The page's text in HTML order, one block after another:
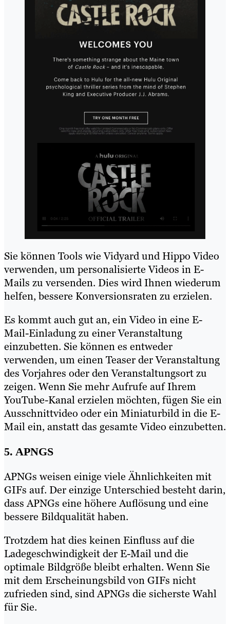
Sie können Tools wie Vidyard und Hippo Video
verwenden, um personalisierte Videos in E-
Mails zu versenden. Dies wird Ihnen wiederum
helfen, bessere Konversionsraten zu erzielen.
Es kommt auch gut an, ein Video in eine E-
Mail-Einladung zu einer Veranstaltung
einzubetten. Sie können es entweder
verwenden, um einen Teaser der Veranstaltung
des Vorjahres oder den Veranstaltungsort zu
zeigen. Wenn Sie mehr Aufrufe auf Ihrem
YouTube-Kanal erzielen möchten, fügen Sie ein
Ausschnittvideo oder ein Miniaturbild in die E-
Mail ein, anstatt das gesamte Video einzubetten.
5. APNGS
APNGs weisen einige viele Ähnlichkeiten mit
GIFs auf. Der einzige Unterschied besteht darin,
dass APNGs eine höhere Auflösung und eine
bessere Bildqualität haben.
Trotzdem hat dies keinen Einfluss auf die
Ladegeschwindigkeit der E-Mail und die
optimale Bildgröße bleibt erhalten. Wenn Sie
mit dem Erscheinungsbild von GIFs nicht
zufrieden sind, sind APNGs die sicherste Wahl
für Sie.